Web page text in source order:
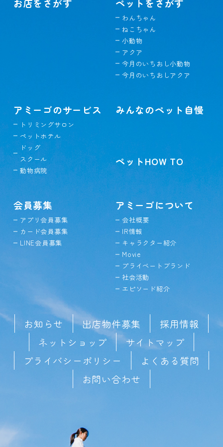
わんちゃん
ねこちゃん
小動物
アクア
今月のいちおし小動物
今月のいちおしアクア
アミーゴのサービス
トリミングサロン
ペットホテル
ドッグ
スクール
動物病院
みんなのペット自慢
ペットHOW TO
会員募集
アプリ会員募集
カード会員募集
LINE会員募集
アミーゴについて
会社概要
IR情報
キャラクター紹介
Movie
プライベートブランド
社会活動
エピソード紹介
お知らせ 出店物件募集
採用情報
ネットショップ
サイトマップ
プライバシーポリシー
よくある質問
お問い合わせ